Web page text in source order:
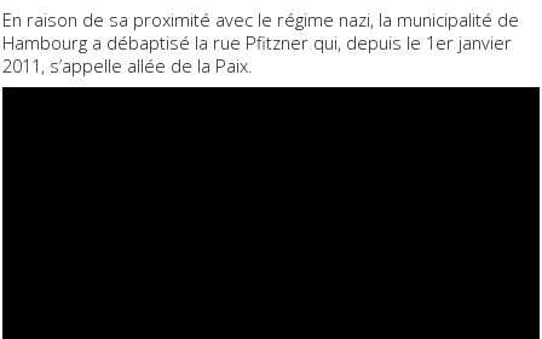
En raison de sa proximité avec le régime nazi, la municipalité de
Hambourg a débaptisé la rue Pfitzner qui, depuis le 1er janvier
2011, s’appelle allée de la Paix.